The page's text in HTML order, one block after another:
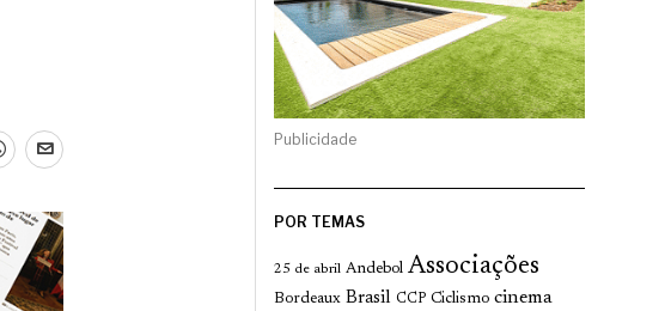
Publicidade
POR TEMAS
25 de abril Andebol Associações
Bordeaux Brasil CCP Ciclismo cinema